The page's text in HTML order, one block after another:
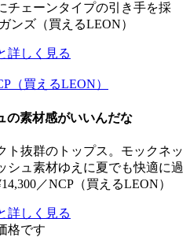
チェーンタイプの引き手を採
ンズ（買えるLEON）
詳しく見る
の素材感がいいんだな
ト抜群のトップス。モックネッ
シュ素材ゆえに夏でも快適に過
／NCP（買えるLEON）
詳しく見る
格です